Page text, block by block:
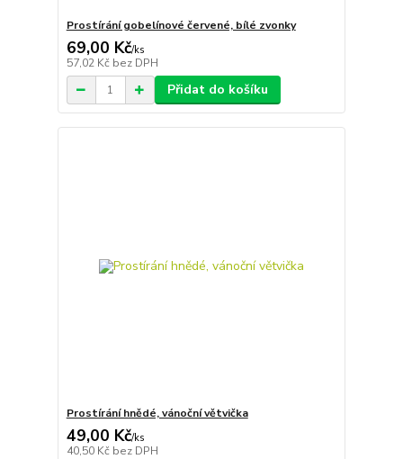
Prostírání gobelínové červené, bílé zvonky
69,00 Kč/ks
57,02 Kč bez DPH
Přidat do košíku
Prostírání hnědé, vánoční větvička
49,00 Kč/ks
40,50 Kč bez DPH